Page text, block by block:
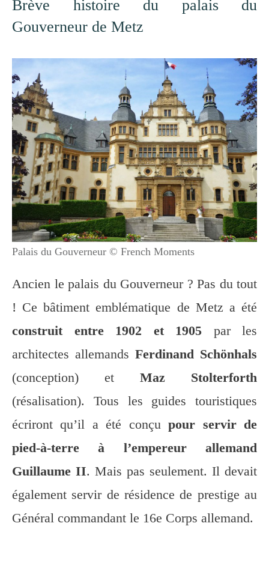
Brève histoire du palais du
Gouverneur de Metz
Palais du Gouverneur © French Moments
Ancien le palais du Gouverneur ? Pas du tout
! Ce bâtiment emblématique de Metz a été
construit entre 1902 et 1905 par les
architectes allemands Ferdinand Schönhals
(conception) et Maz Stolterforth
(résalisation). Tous les guides touristiques
écriront qu’il a été conçupour servir de
pied-à-terre à l’empereur allemand
Guillaume II. Mais pas seulement. Il devait
également servir de résidence de prestige au
Général commandant le 16e Corps allemand.